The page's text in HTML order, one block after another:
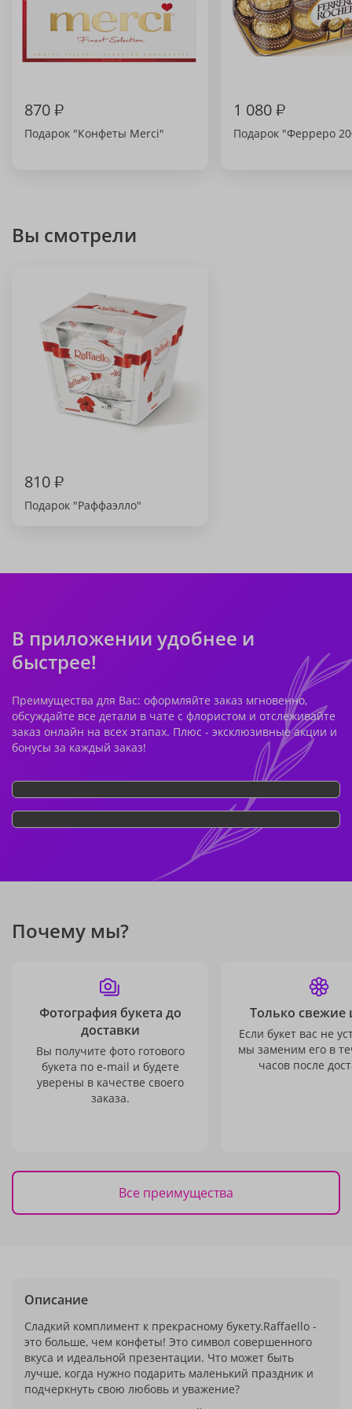
870₽
Подарок "Конфеты Merci"
1 080₽
Подарок "Ферреро
Вы смотрели
810₽
Подарок "Раффаэлло"
В приложении удобнее и
быстрее!
Преимущества для Вас: оформляйте заказ мгновенно,
обсуждайте все детали в чате с флористом и отслеживайте
заказ онлайн на всех этапах. Плюс - эксклюзивные акции и
бонусы за каждый заказ!
Почему мы?
Фотография букета до
доставки
Вы получите фото готового
букета по e-mail и будете
уверены в качестве своего
заказа.
Только свежие
Если букет вас не
мы заменим его в
часов после
Все преимущества
Описание
Сладкий комплимент к прекрасному букету.Raffaello -
это больше, чем конфеты! Это символ совершенного
вкуса и идеальной презентации. Что может быть
лучше, когда нужно подарить маленький праздник и
подчеркнуть свою любовь и уважение?